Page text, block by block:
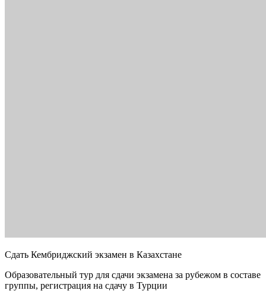
Сдать Кембриджский экзамен в Казахстане
Образовательный тур для сдачи экзамена за рубежом в составе
группы, регистрация на сдачу в Турции